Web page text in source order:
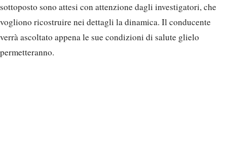
sottoposto sono attesi con attenzione dagli investigatori, che
vogliono ricostruire nei dettagli la dinamica. Il conducente
verrà ascoltato appena le sue condizioni di salute glielo
permetteranno.